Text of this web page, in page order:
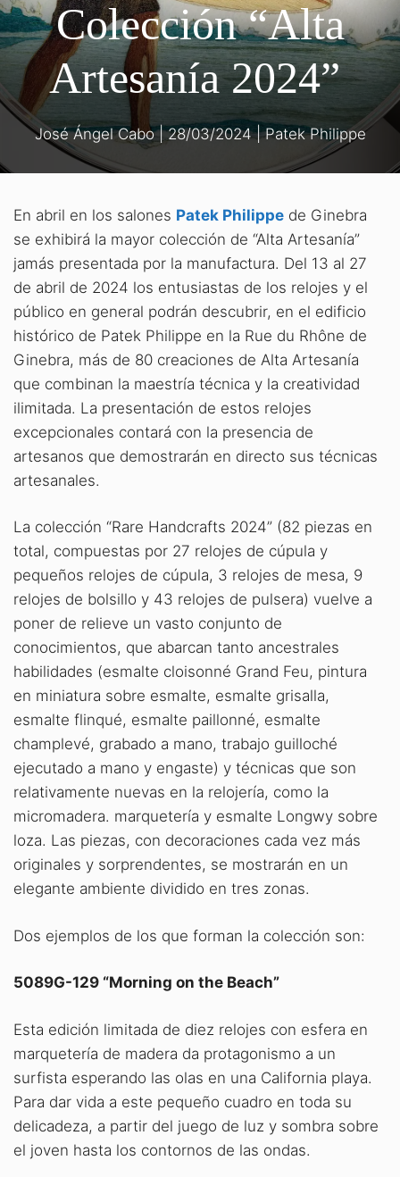
Colección “Alta
Artesanía 2024”
José Ángel Cabo|28/03/2024|Patek Philippe
En abril en los salones Patek Philippe de Ginebra
se exhibirá la mayor colección de “Alta Artesanía”
jamás presentada por la manufactura. Del 13 al 27
de abril de 2024 los entusiastas de los relojes y el
público en general podrán descubrir, en el edificio
histórico de Patek Philippe en la Rue du Rhône de
Ginebra, más de 80 creaciones de Alta Artesanía
que combinan la maestría técnica y la creatividad
ilimitada. La presentación de estos relojes
excepcionales contará con la presencia de
artesanos que demostrarán en directo sus técnicas
artesanales.
La colección “Rare Handcrafts 2024” (82 piezas en
total, compuestas por 27 relojes de cúpula y
pequeños relojes de cúpula, 3 relojes de mesa, 9
relojes de bolsillo y 43 relojes de pulsera) vuelve a
poner de relieve un vasto conjunto de
conocimientos, que abarcan tanto ancestrales
habilidades (esmalte cloisonné Grand Feu, pintura
en miniatura sobre esmalte, esmalte grisalla,
esmalte flinqué, esmalte paillonné, esmalte
champlevé, grabado a mano, trabajo guilloché
ejecutado a mano y engaste) y técnicas que son
relativamente nuevas en la relojería, como la
micromadera. marquetería y esmalte Longwy sobre
loza. Las piezas, con decoraciones cada vez más
originales y sorprendentes, se mostrarán en un
elegante ambiente dividido en tres zonas.
Dos ejemplos de los que forman la colección son:
5089G-129 “Morning on the Beach”
Esta edición limitada de diez relojes con esfera en
marquetería de madera da protagonismo a un
surfista esperando las olas en una California playa.
Para dar vida a este pequeño cuadro en toda su
delicadeza, a partir del juego de luz y sombra sobre
el joven hasta los contornos de las ondas.